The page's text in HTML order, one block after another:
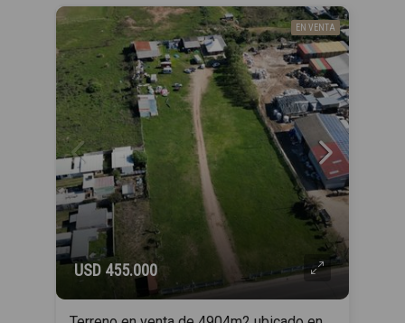
EN VENTA
USD 455.000